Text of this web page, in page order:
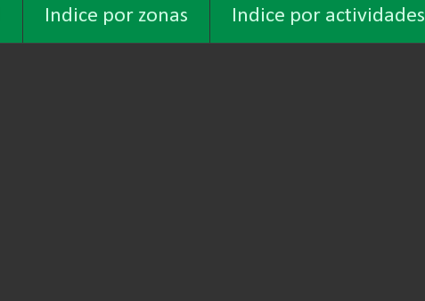
Indice por zonas Indice por actividades